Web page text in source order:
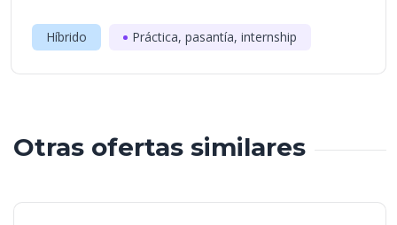
Híbrido Práctica, pasantía, internship
Otras ofertas similares